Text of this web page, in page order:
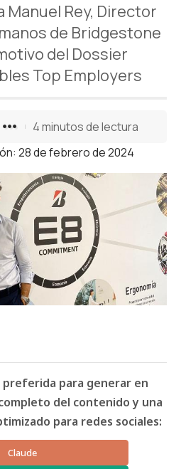
Manuel Rey, Director
de Bridgestone
del Dossier
Top Employers
28 de febrero de 2024
4 minutos de lectura
preferida para generar en
del contenido y una
para redes sociales:
Claude